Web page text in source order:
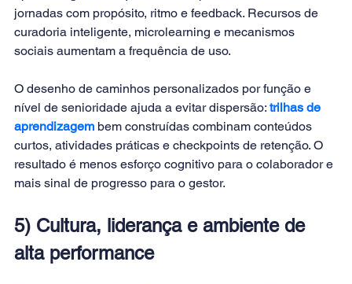
jornadas com propósito, ritmo e feedback. Recursos de
curadoria inteligente, microlearning e mecanismos
sociais aumentam a frequência de uso.
O desenho de caminhos personalizados por função e
nível de senioridade ajuda a evitar dispersão: trilhas de
aprendizagem bem construídas combinam conteúdos
curtos, atividades práticas e checkpoints de retenção. O
resultado é menos esforço cognitivo para o colaborador e
mais sinal de progresso para o gestor.
5) Cultura, liderança e ambiente de
alta performance